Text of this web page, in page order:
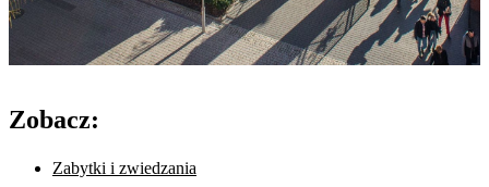
Zobacz:
Zabytki i zwiedzania